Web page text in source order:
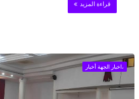
قراءة المزيد
،اخبار الجهة أخبار